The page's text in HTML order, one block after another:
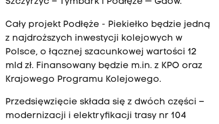
Szczyrzyc – Tymbark i Podłęże — Gdów.
Cały projekt Podłęże - Piekiełko będzie jedną
z najdroższych inwestycji kolejowych w
Polsce, o łącznej szacunkowej wartości 12
mld zł. Finansowany będzie m.in. z KPO oraz
Krajowego Programu Kolejowego.
Przedsięwzięcie składa się z dwóch części –
modernizacji i elektryfikacji trasy nr 104